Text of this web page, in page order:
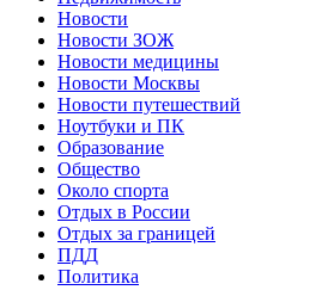
Новости
Новости ЗОЖ
Новости медицины
Новости Москвы
Новости путешествий
Ноутбуки и ПК
Образование
Общество
Около спорта
Отдых в России
Отдых за границей
ПДД
Политика